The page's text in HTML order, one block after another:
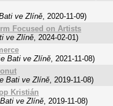
ve Zlíně, 2020-11-09)
Focused on Artists
ve Zlíně, 2024-02-01)
Bati ve Zlíně, 2021-11-08)
Bati ve Zlíně, 2019-11-08)
Kristián
ve Zlíně, 2019-11-08)